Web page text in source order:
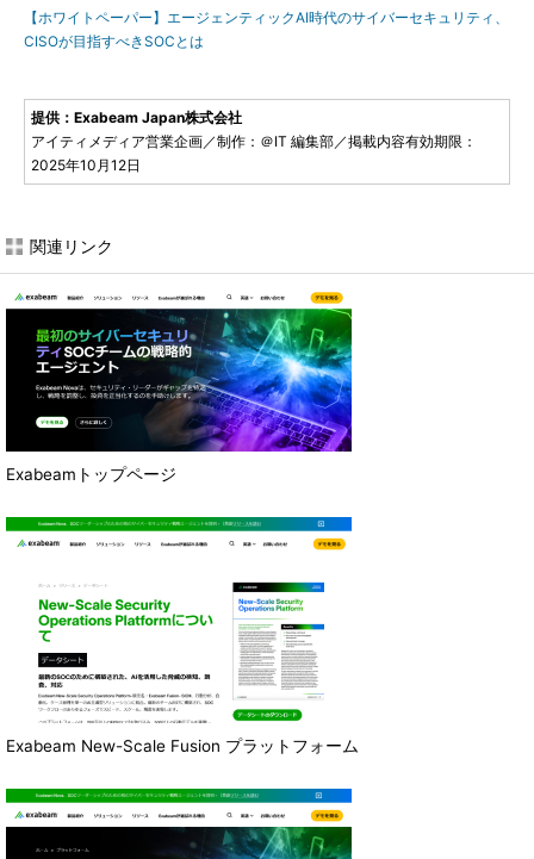
【ホワイトペーパー】エージェンティックAI時代のサイバーセキュリティ、
CISOが目指すべきSOCとは
提供：Exabeam Japan株式会社
アイティメディア営業企画／制作：＠IT 編集部／掲載内容有効期限：
2025年10月12日
関連リンク
Exabeamトップページ
Exabeam New-Scale Fusion プラットフォーム